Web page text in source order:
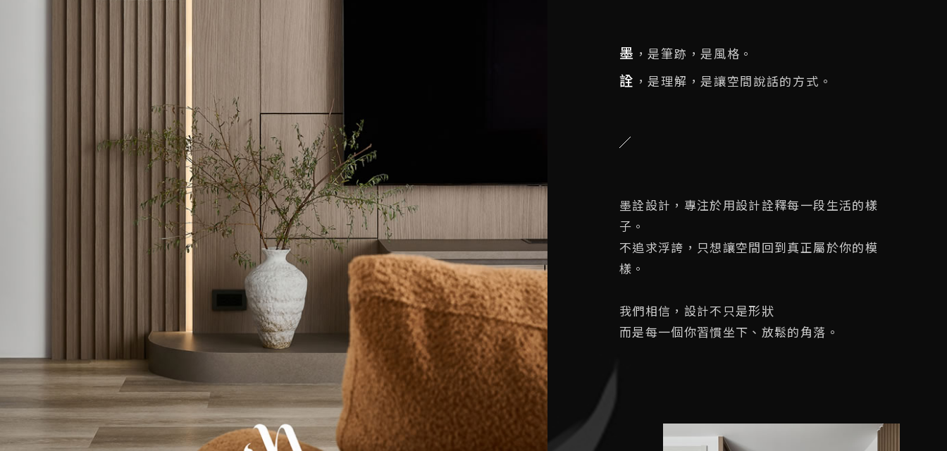
墨 ，是筆跡，是風格。
詮 ，是理解，是讓空間說話的方式。
墨詮設計，專注於用設計詮釋每一段生活的樣
子。
不追求浮誇，只想讓空間回到真正屬於你的模
樣。
我們相信，設計不只是形狀
而是每一個你習慣坐下、放鬆的角落。